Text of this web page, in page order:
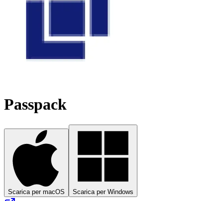
Passpack
Scarica per macOS Scarica per Windows